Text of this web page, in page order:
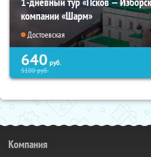
компании «Шарм»
Достоевская
640 руб.
5100руб.
Компания